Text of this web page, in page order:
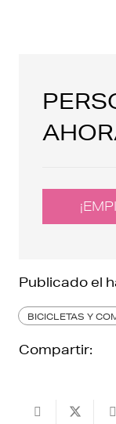
Publicado el
BICICLETAS Y
Compartir: